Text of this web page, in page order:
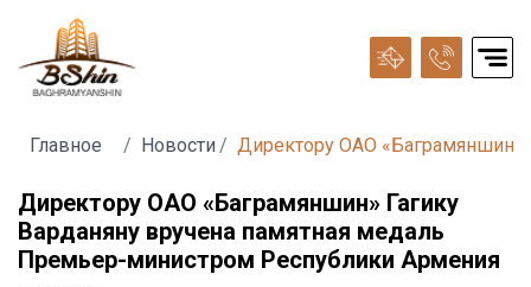
Главное Новости Директору ОАО «Баграмяншин»
Директору ОАО «Баграмяншин» Гагику
Варданяну вручена памятная медаль
Премьер-министром Республики Армения